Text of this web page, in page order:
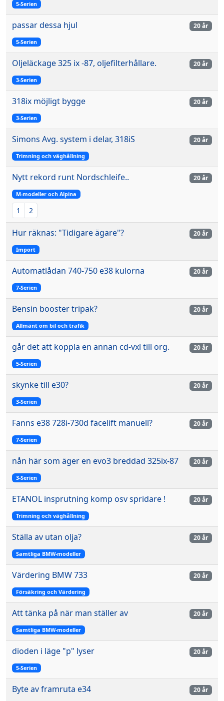
5-Serien
passar dessa hjul
5-Serien
20 år
Oljeläckage 325 ix -87, oljefilterhållare.
3-Serien
20 år
318ix möjligt bygge
3-Serien
20 år
Simons Avg. system i delar, 318iS
Trimning och väghållning
20 år
Nytt rekord runt Nordschleife..
M-modeller och Alpina
1 2
20 år
Hur räknas: "Tidigare ägare"?
Import
20 år
Automatlådan 740-750 e38 kulorna
7-Serien
20 år
Bensin booster tripak?
Allmänt om bil och trafik
20 år
går det att koppla en annan cd-vxl till org.
5-Serien
20 år
skynke till e30?
3-Serien
20 år
Fanns e38 728i-730d facelift manuell?
7-Serien
20 år
nån här som äger en evo3 breddad 325ix-87
3-Serien
20 år
ETANOL insprutning komp osv spridare !
Trimning och väghållning
20 år
Ställa av utan olja?
Samtliga BMW-modeller
20 år
Värdering BMW 733
Försäkring och Värdering
20 år
Att tänka på när man ställer av
Samtliga BMW-modeller
20 år
dioden i läge "p" lyser
5-Serien
20 år
Byte av framruta e34 20 år